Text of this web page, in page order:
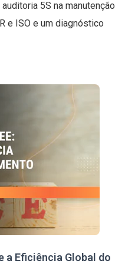
5S na manutenção
e ISO e um diagnóstico
a Eficiência Global do